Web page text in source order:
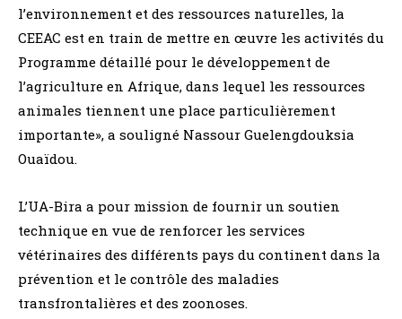
l’environnement et des ressources naturelles, la
CEEAC est en train de mettre en œuvre les activités du
Programme détaillé pour le développement de
l’agriculture en Afrique, dans lequel les ressources
animales tiennent une place particulièrement
importante», a souligné Nassour Guelengdouksia
Ouaïdou.
L’UA-Bira a pour mission de fournir un soutien
technique en vue de renforcer les services
vétérinaires des différents pays du continent dans la
prévention et le contrôle des maladies
transfrontalières et des zoonoses.